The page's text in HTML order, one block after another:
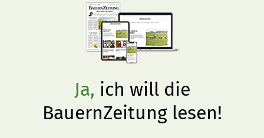
Ja, ich will die
BauernZeitung lesen!